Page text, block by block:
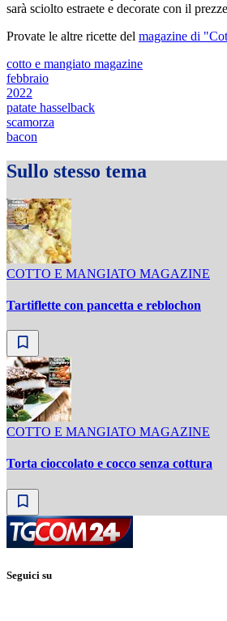
sarà sciolto estraete e decorate con il
Provate le altre ricette del magazine di
cotto e mangiato magazine
febbraio
2022
patate hasselback
scamorza
bacon
Sullo stesso tema
COTTO E MANGIATO MAGAZINE
Tartiflette con pancetta e reblochon
COTTO E MANGIATO MAGAZINE
Torta cioccolato e cocco senza cottura
Seguici su